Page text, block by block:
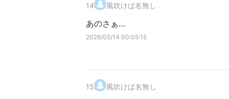
14. 風吹けば名無し
あのさぁ…
2026/05/14 00:05:15
15. 風吹けば名無し